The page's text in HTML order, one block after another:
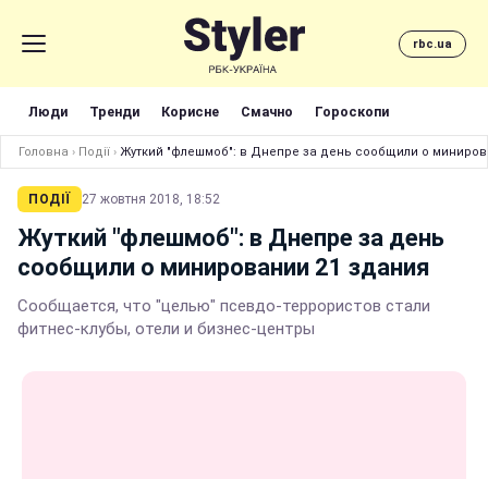
rbc.ua
Люди Тренди Корисне Смачно Гороскопи
Головна › Події › Жуткий "флешмоб": в Днепре за день сообщили о
ПОДІЇ 27 жовтня 2018, 18:52
Жуткий "флешмоб": в Днепре за день
сообщили о минировании 21 здания
Сообщается, что "целью" псевдо-террористов стали
фитнес-клубы, отели и бизнес-центры